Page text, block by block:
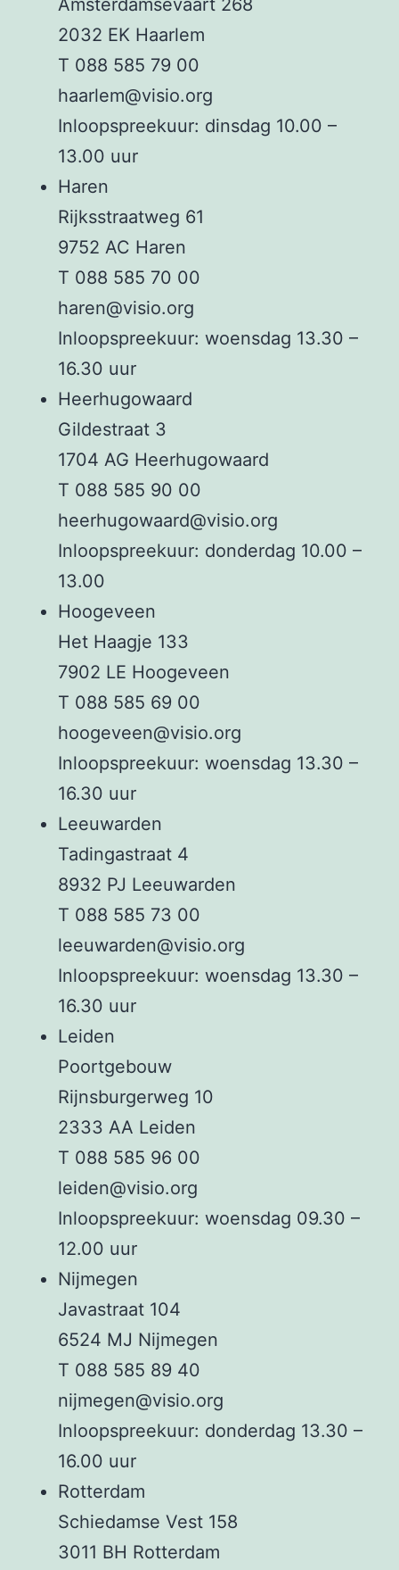
2032 EK Haarlem
T 088 585 79 00
haarlem@visio.org
Inloopspreekuur: dinsdag 10.00 –
13.00 uur
Haren
Rijksstraatweg 61
9752 AC Haren
T 088 585 70 00
haren@visio.org
Inloopspreekuur: woensdag 13.30 –
16.30 uur
Heerhugowaard
Gildestraat 3
1704 AG Heerhugowaard
T 088 585 90 00
heerhugowaard@visio.org
Inloopspreekuur: donderdag 10.00 –
13.00
Hoogeveen
Het Haagje 133
7902 LE Hoogeveen
T 088 585 69 00
hoogeveen@visio.org
Inloopspreekuur: woensdag 13.30 –
16.30 uur
Leeuwarden
Tadingastraat 4
8932 PJ Leeuwarden
T 088 585 73 00
leeuwarden@visio.org
Inloopspreekuur: woensdag 13.30 –
16.30 uur
Leiden
Poortgebouw
Rijnsburgerweg 10
2333 AA Leiden
T 088 585 96 00
leiden@visio.org
Inloopspreekuur: woensdag 09.30 –
12.00 uur
Nijmegen
Javastraat 104
6524 MJ Nijmegen
T 088 585 89 40
nijmegen@visio.org
Inloopspreekuur: donderdag 13.30 –
16.00 uur
Rotterdam
Schiedamse Vest 158
3011 BH Rotterdam